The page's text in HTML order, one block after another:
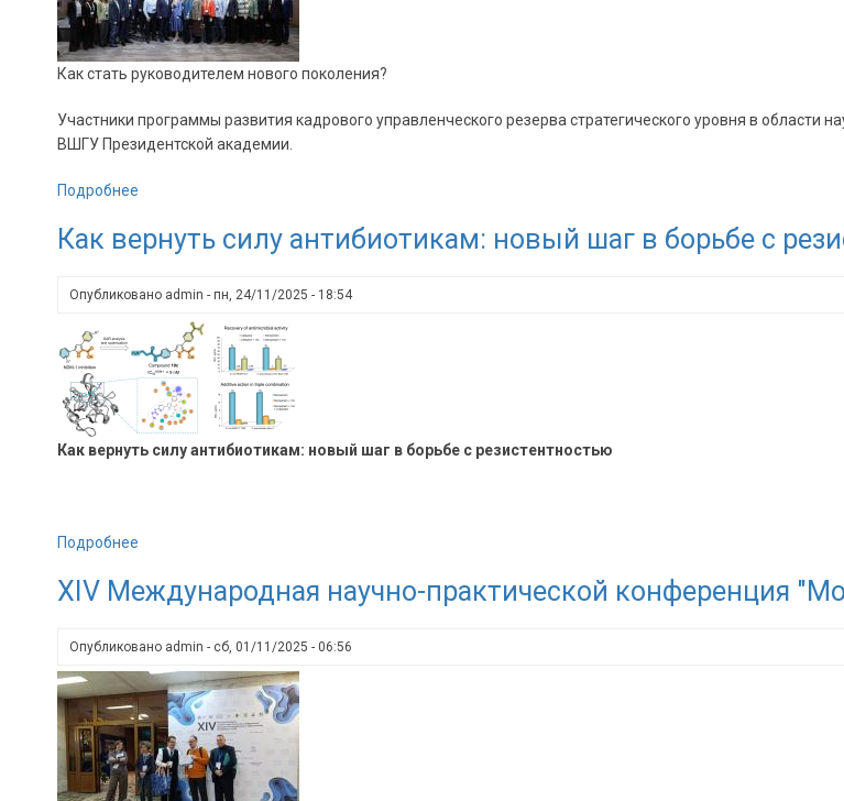
высшего
образования
Российской
Федерации.
Как стать руководителем нового поколения?
Участники программы развития кадрового управленческого резерва стратегического уровня в области
ВШГУ Президентской академии.
Подробнее
стать
нового
Как вернуть силу антибиотикам: новый шаг в борьбе с
Опубликовано admin - пн, 24/11/2025 - 18:54
Как вернуть силу антибиотикам: новый шаг в борьбе с резистентностью
Подробнее
вернуть
антибиотикам:
шаг
в
борьбе
с
резистентностью
XIV Международная научно-практической конференция
Опубликовано admin - сб, 01/11/2025 - 06:56